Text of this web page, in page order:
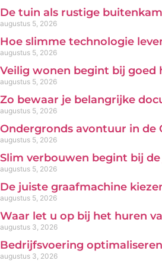
De tuin als rustige
augustus 5, 2026
Hoe slimme technologie
augustus 5, 2026
Veilig wonen begint bij goed
augustus 5, 2026
Zo bewaar je belangrijke
augustus 5, 2026
Ondergronds avontuur in de
augustus 5, 2026
Slim verbouwen begint bij
augustus 5, 2026
De juiste graafmachine
augustus 5, 2026
Waar let u op bij het huren
augustus 3, 2026
Bedrijfsvoering
augustus 3, 2026